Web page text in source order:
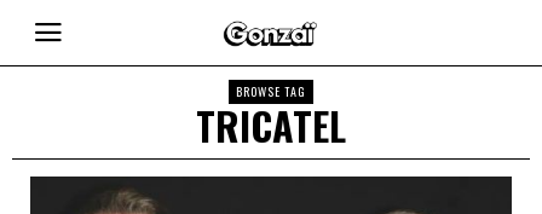
BROWSE TAG
TRICATEL